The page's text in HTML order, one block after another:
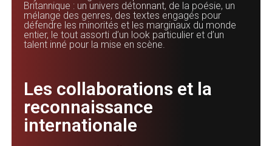
Britannique : un univers détonnant, de la poésie, un
mélange des genres, des textes engagés pour
défendre les minorités et les marginaux du monde
entier, le tout assorti d’un look particulier et d’un
talent inné pour la mise en scène.
Les collaborations et la
reconnaissance
internationale